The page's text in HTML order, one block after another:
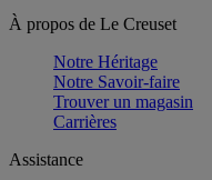
À propos de Le Creuset
Notre Héritage
Notre Savoir-faire
Trouver un magasin
Carrières
Assistance